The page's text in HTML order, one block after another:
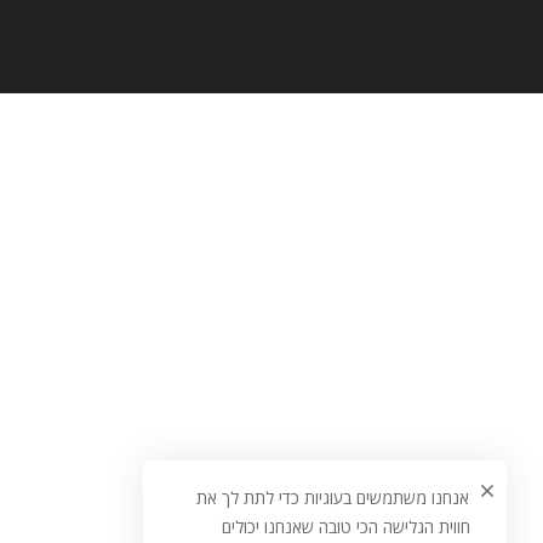
אנחנו משתמשים בעוגיות כדי לתת לך את
חווית הגלישה הכי טובה שאנחנו יכולים